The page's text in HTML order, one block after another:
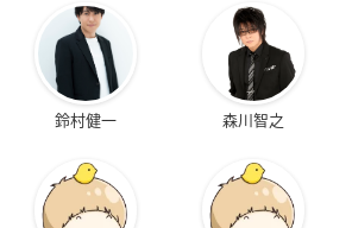
鈴村健一 森川智之